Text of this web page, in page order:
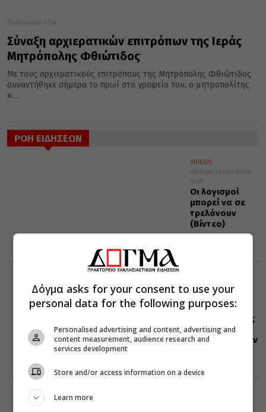
01 Απριλίου 2014
Σύναξη αρχιερατικών επιτρόπων της Ιεράς
Μητρόπολης Φθιώτιδος
Με τους αρχιερατικούς επιτρόπους της Μητρόπολης Φθιώτιδος
συναντήθηκε σήμερα το πρωί στο γραφείο του, ο μητροπολίτης
κ....
ΡΟΗ ΕΙΔΗΣΕΩΝ
VIDEOS
08 Αυγούστου 2026
0:40
Οι λογισμοί
μπορεί να σε
τρελάνουν
(Βίντεο)
08 Αυγούστου 2026
Σαν σήμερα:
Όλες οι εορτές
και γεγονότα
που συνέβησαν
Δόγμα asks for your consent to use your
personal data for the following purposes:
Personalised advertising and content, advertising and
content measurement, audience research and
services development
Store and/or access information on a device
Learn more